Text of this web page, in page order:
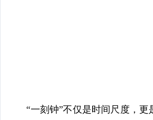
“一刻钟”不仅是时间尺度，